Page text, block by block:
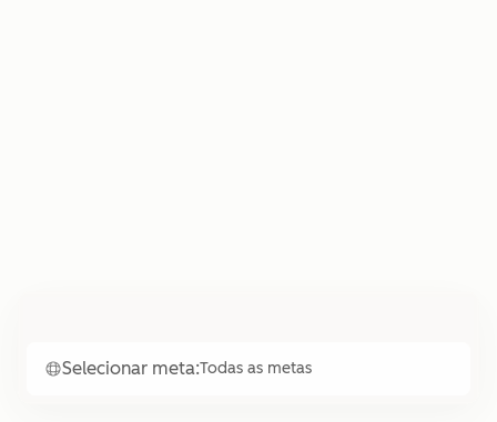
Selecionar meta:Todas as metas